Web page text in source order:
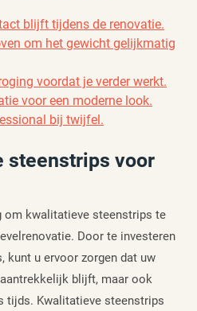
blijft tijdens de renovatie.
om het gewicht gelijkmatig
voordat je verder werkt.
voor een moderne look.
bij twijfel.
steenstrips voor
om kwalitatieve steenstrips te
Door te investeren
kunt u ervoor zorgen dat uw
blijft, maar ook
tijds. Kwalitatieve steenstrips